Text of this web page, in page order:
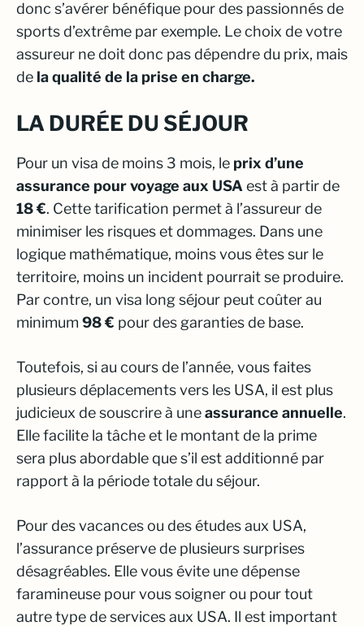
donc s’avérer bénéfique pour des passionnés de
sports d’extrême par exemple. Le choix de votre
assureur ne doit donc pas dépendre du prix, mais
de la qualité de la prise en charge.
LA DURÉE DU SÉJOUR
Pour un visa de moins 3 mois, le prix d’une
assurance pour voyage aux USA est à partir de
18 €. Cette tarification permet à l’assureur de
minimiser les risques et dommages. Dans une
logique mathématique, moins vous êtes sur le
territoire, moins un incident pourrait se produire.
Par contre, un visa long séjour peut coûter au
minimum 98 € pour des garanties de base.
Toutefois, si au cours de l’année, vous faites
plusieurs déplacements vers les USA, il est plus
judicieux de souscrire à uneassurance annuelle.
Elle facilite la tâche et le montant de la prime
sera plus abordable que s’il est additionné par
rapport à la période totale du séjour.
Pour des vacances ou des études aux USA,
l’assurance préserve de plusieurs surprises
désagréables. Elle vous évite une dépense
faramineuse pour vous soigner ou pour tout
autre type de services aux USA. Il est important